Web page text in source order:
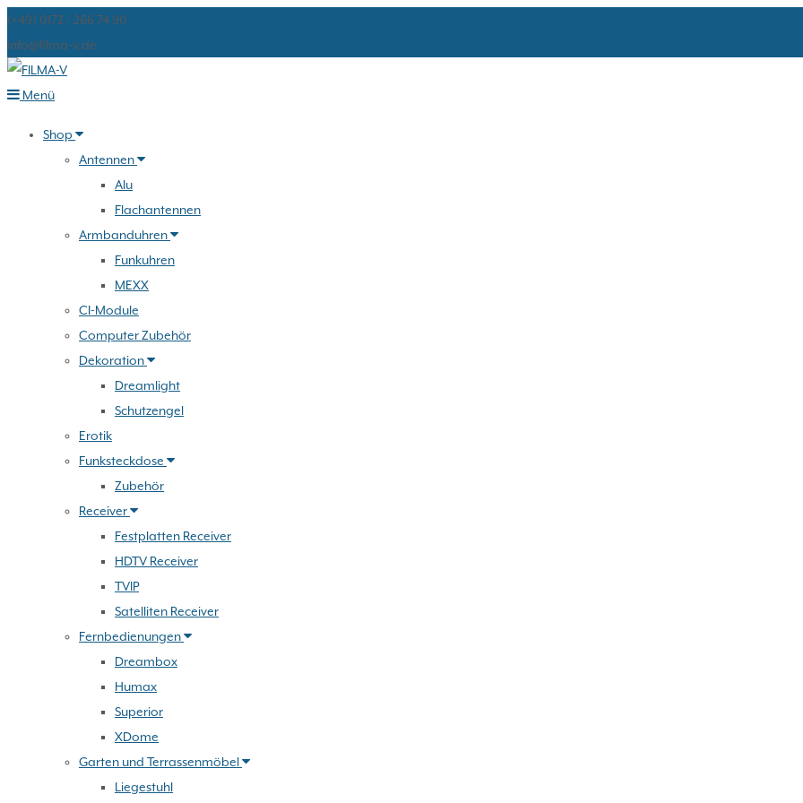
(+49) 0172 / 266 74 90
info@filma-v.de
Zum
springen
Menü
Shop
Antennen
Alu
Flachantennen
Armbanduhren
Funkuhren
MEXX
CI-Module
Computer Zubehör
Dekoration
Dreamlight
Schutzengel
Erotik
Funksteckdose
Zubehör
Receiver
Festplatten Receiver
HDTV Receiver
TVIP
Satelliten Receiver
Fernbedienungen
Dreambox
Humax
Superior
XDome
Garten und Terrassenmöbel
Liegestuhl